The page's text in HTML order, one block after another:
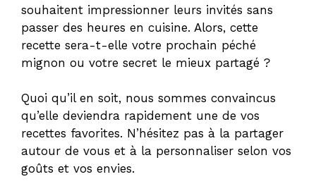
souhaitent impressionner leurs invités sans
passer des heures en cuisine. Alors, cette
recette sera-t-elle votre prochain péché
mignon ou votre secret le mieux partagé ?
Quoi qu’il en soit, nous sommes convaincus
qu’elle deviendra rapidement une de vos
recettes favorites. N’hésitez pas à la partager
autour de vous et à la personnaliser selon vos
goûts et vos envies.